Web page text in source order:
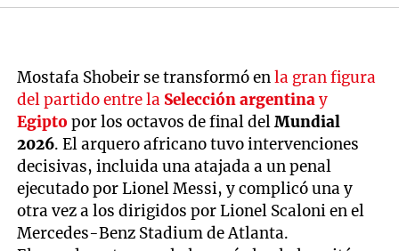
Mostafa Shobeir se transformó enla gran figura
del partido entre la Selección argentinay
Egiptopor los octavos de final delMundial
2026. El arquero africano tuvo intervenciones
decisivas, incluida una atajada a un penal
ejecutado por Lionel Messi, y complicó una y
otra vez a los dirigidos por Lionel Scaloni en el
Mercedes-Benz Stadium de Atlanta.